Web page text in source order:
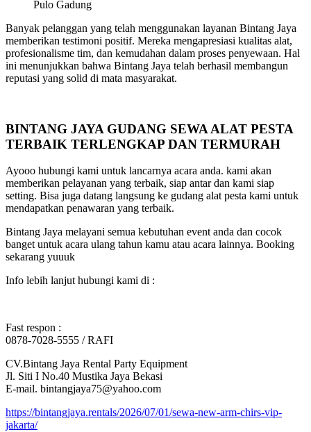
Banyak pelanggan yang telah menggunakan layanan Bintang Jaya
memberikan testimoni positif. Mereka mengapresiasi kualitas alat,
profesionalisme tim, dan kemudahan dalam proses penyewaan. Hal
ini menunjukkan bahwa Bintang Jaya telah berhasil membangun
reputasi yang solid di mata masyarakat.
BINTANG JAYA GUDANG SEWA ALAT PESTA
TERBAIK TERLENGKAP DAN TERMURAH
Ayooo hubungi kami untuk lancarnya acara anda. kami akan
memberikan pelayanan yang terbaik, siap antar dan kami siap
setting. Bisa juga datang langsung ke gudang alat pesta kami untuk
mendapatkan penawaran yang terbaik.
Bintang Jaya melayani semua kebutuhan event anda dan cocok
banget untuk acara ulang tahun kamu atau acara lainnya. Booking
sekarang yuuuk
Info lebih lanjut hubungi kami di :
Fast respon :
0878-7028-5555 / RAFI
CV.Bintang Jaya Rental Party Equipment
Jl. Siti I No.40 Mustika Jaya Bekasi
E-mail. bintangjaya75@yahoo.com
https://bintangjaya.rentals/2026/07/01/sewa-new-arm-chirs-vip-
jakarta/